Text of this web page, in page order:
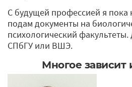
С будущей профессией я пока
подам документы на
психологический
СПбГУ или ВШЭ.
Многое зависит